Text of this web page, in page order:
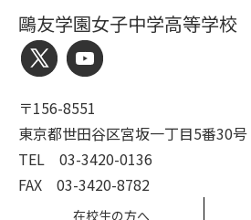
鷗友学園女子中学高等学校
〒156-8551
東京都世田谷区宮坂一丁目5番30号
TEL 03-3420-0136
FAX 03-3420-8782
在校生の方へ